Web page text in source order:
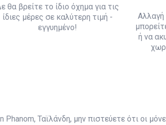
θα βρείτε το ίδιο όχημα για τις
ίδιες μέρες σε καλύτερη τιμή -
εγγυημένο!
Αλλαγή
ή να
Ταϊλάνδη, μην πιστεύετε ότι οι